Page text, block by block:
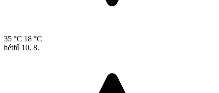
35 °C 18 °C
hétfő 10. 8.